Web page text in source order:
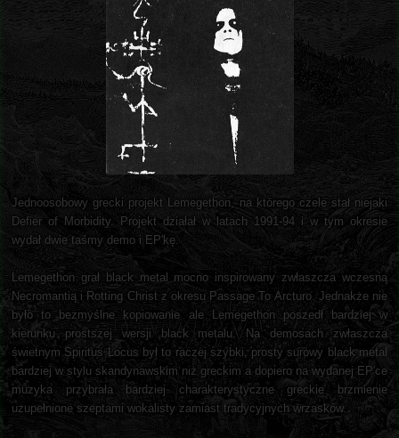
Jednoosobowy grecki projekt Lemegethon, na którego czele stał niejaki
Defier of Morbidity. Projekt działał w latach 1991-94 i w tym okresie
wydał dwie taśmy demo i EP'kę.
Lemegethon grał black metal mocno inspirowany zwłaszcza wczesną
Necromantią i Rotting Christ z okresu Passage To Arcturo. Jednakże nie
było to bezmyślne kopiowanie ale Lemegethon poszedł bardziej w
kierunku prostszej wersji black metalu. Na demosach zwłaszcza
świetnym Spiritus Locus był to raczej szybki, prosty surowy black metal
bardziej w stylu skandynawskim niż greckim a dopiero na wydanej EP'ce
muzyka przybrała bardziej charakterystyczne greckie brzmienie
uzupełnione szeptami wokalisty zamiast tradycyjnych wrzasków.